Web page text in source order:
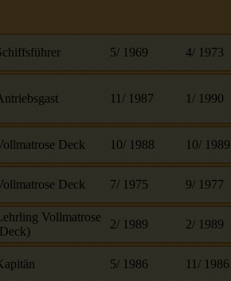
5/ 1969 4/ 1973
11 / 1987 1 / 1990
Deck 10/ 1988 10/ 1989
Deck 7/ 1975 9/ 1977
Vollmatrose
2/ 1989 2/ 1989
5/ 1986 11 / 1986